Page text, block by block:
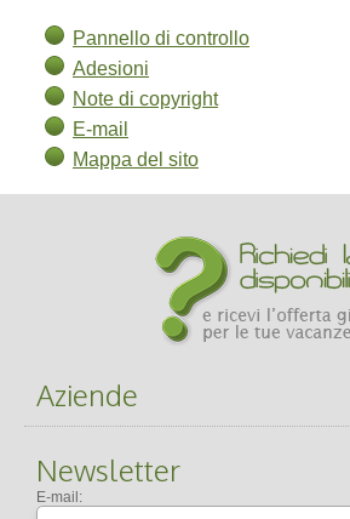
Pannello di controllo
Adesioni
Note di copyright
E-mail
Mappa del sito
Aziende
Newsletter
E-mail: